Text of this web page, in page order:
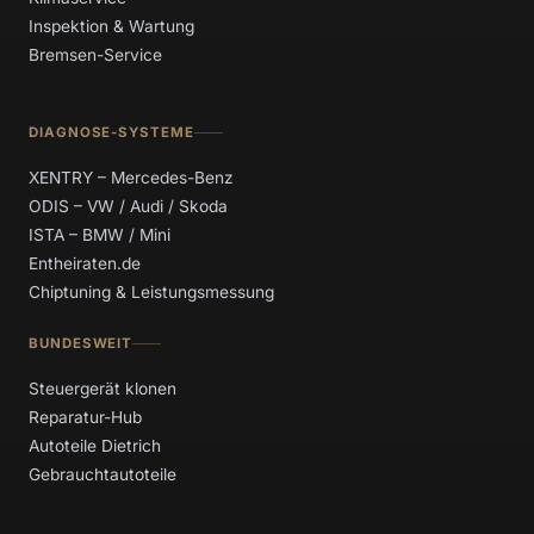
Inspektion & Wartung
Bremsen-Service
DIAGNOSE-SYSTEME
XENTRY – Mercedes-Benz
ODIS – VW / Audi / Skoda
ISTA – BMW / Mini
Entheiraten.de
Chiptuning & Leistungsmessung
BUNDESWEIT
Steuergerät klonen
Reparatur-Hub
Autoteile Dietrich
Gebrauchtautoteile